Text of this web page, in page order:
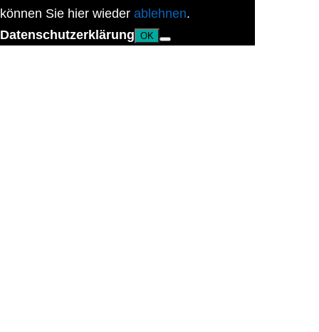
können Sie hier wieder ablehnen.
Datenschutzerklärung OK